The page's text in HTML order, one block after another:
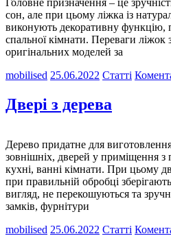
Головне призначення – це
сон, але при цьому ліжка із
виконують декоративну функцію,
спальної кімнати. Переваги ліжок
оригінальних моделей за
mobilised 25.06.2022 Статті
Двері з дерева
Дерево придатне для
зовнішніх, дверей у приміщення
кухні, ванні кімнати. При цьому
при правильній обробці
вигляд, не перекошуються та
замків, фурнітури
mobilised 25.06.2022 Статті